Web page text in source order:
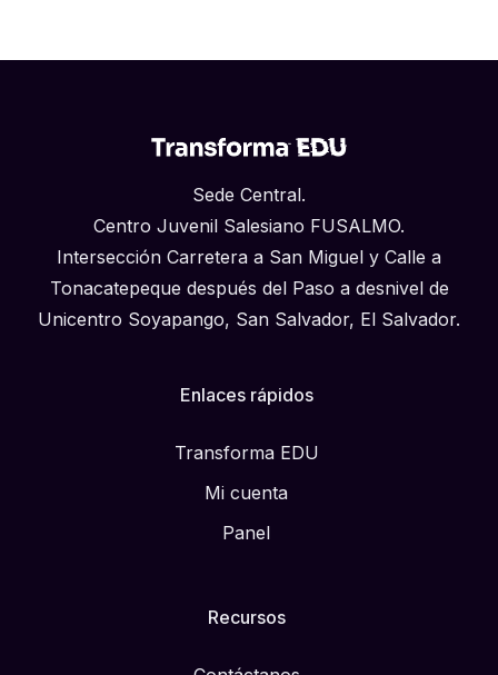
Sede Central.
Centro Juvenil Salesiano FUSALMO.
Intersección Carretera a San Miguel y Calle a
Tonacatepeque después del Paso a desnivel de
Unicentro Soyapango, San Salvador, El Salvador.
Enlaces rápidos
Transforma EDU
Mi cuenta
Panel
Recursos